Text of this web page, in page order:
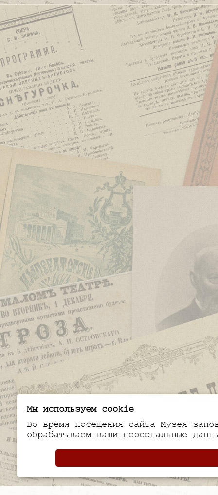
Мы используем cookie
Во время посещения сайта Музея-
обрабатываем ваши персональные